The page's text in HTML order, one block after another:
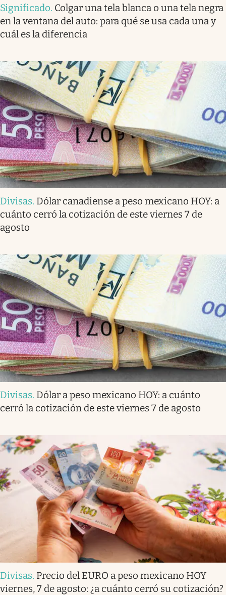
Significado. Colgar una tela blanca o una tela negra
en la ventana del auto: para qué se usa cada una y
cuál es la diferencia
Divisas. Dólar canadiense a peso mexicano HOY: a
cuánto cerró la cotización de este viernes 7 de
agosto
Divisas. Dólar a peso mexicano HOY: a cuánto
cerró la cotización de este viernes 7 de agosto
Divisas. Precio del EURO a peso mexicano HOY
viernes, 7 de agosto: ¿a cuánto cerró su cotización?